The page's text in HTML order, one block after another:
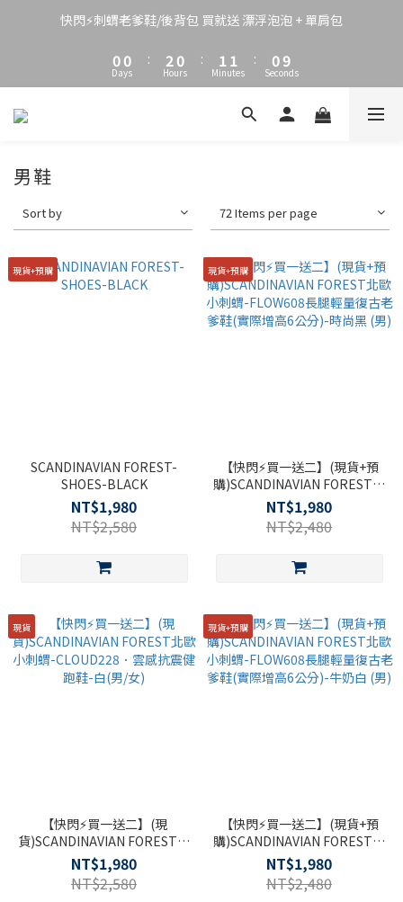
快閃⚡刺蝟老爹鞋/後背包 買就送 漂浮泡泡 + 單肩包
2
0
2
0
Days
:
4
2
1
2
0
Hours
:
3
1
0
3
1
0
Minutes
:
2
08
7
6
5
0
Seconds
男鞋
Sort by 72 Items per page
現貨+預購
SCANDINAVIAN FOREST-
SHOES-BLACK
NT$1,980
NT$2,580
現貨+預購
【快閃⚡買一送二】(現貨+預
購)SCANDINAVIAN FOREST北
歐小刺蝟-FLOW608長腿輕量復
古老爹鞋(實際增高6公分)-時尚
黑 (男)
NT$1,980
NT$2,480
現貨
【快閃⚡買一送二】(現
貨)SCANDINAVIAN FOREST北
歐小刺蝟-CLOUD228．雲感抗
震健跑鞋-白(男/女)
NT$1,980
NT$2,580
現貨+預購
【快閃⚡買一送二】(現貨+預
購)SCANDINAVIAN FOREST北
歐小刺蝟-FLOW608長腿輕量復
古老爹鞋(實際增高6公分)-牛奶
白 (男)
NT$1,980
NT$2,480